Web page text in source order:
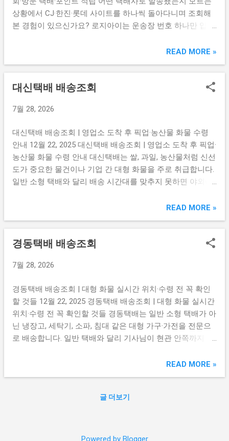
결제는 호텔스컴바인이 아니라 연결된 파트너사에서 이루어
지기 때문에 호텔스컴바인 홈페이지에서 예약 내역을 찾으려
해도 나오지 않는 것이 당연합니다. 실제 예약과 바우처는 결
지함에서 Agoda, Booking, Expedia, Trip 등으로 검색하면 예
약 확인 메일을 찾을 수 있습니다. ...
상황에서 CJ·한진·롯데 사이트를 하나씩 돌아다니며 조회해
본 경험이 있으신가요? 로지아이는 운송장 번호 하나만 입력
여주는 국내 택배 통합 조회 서비스입니다. 통합 배송조회, 방
한 번에 확인하세요. 로지아이 모든 택배사 통합 배송조회 바
로가기 → 방문 택배 예약 상태 및 기사 배정 확인하기 → 택
운송장 번호 하나면 자동으로 찾아준다 로지아이의 가장 큰
송장 번호를 입력하면 CJ대한통운, 한진택배, 롯데택배, 편의
점 택배(CU, GS25)를 포함한 국내 주요 택배사를 자동으로 식
별해 실시간 위치를 보여줍니다. 여러 쇼핑몰에서 동시에 주
문한 물건들의 배송 현황을 한 화면에서 모두 확인할 수 있어
관리도 편리합니다. 💡 핵심 팁: 로지아이에 회원 가입 후 로
되어 운송장 번호를 일일이 입력하지 않아도 됩니다. 방문 택
배를 보낼 때도 로...
READ MORE »
대신택배 배송조회
7월 28, 2026
대신택배 배송조회 | 영업소 도착 후 픽업·농산물 화물 수령
안내 12월 22, 2025 대신택배 배송조회 | 영업소 도착 후 픽업·
농산물 화물 수령 안내 대신택배는 쌀, 과일, 농산물처럼 신선
도가 중요한 물건이나 기업 간 대형 화물을 주로 취급합니다.
일반 소형 택배와 달리 배송 시간대를 맞추지 못하면 야외에
는 것이 특히 중요합니다. 실시간 위치 조회, 영업소 도착 후
직접 픽업 방법, 운송장 분실 시 대처법까지 아래 버튼에서 확
인하세요. 대신택배 실시간 배송조회 바로가기 → 영업소 도
착 여부 및 담당 기사님 연락처 확인하기 → 대신택배 취급 영
가서 픽업도 가능하다 대신택배 조회 결과에서 '영업소 도
는 의미입니다. 이 단계에서 배달 일정을 기다리지 않고 영업
소에 직접 방문해 픽업하는 것도 가능합니다. 특히 쌀이나 농
산물처럼 신선도가 중요한 물건이라면 배달을 기다리는 것보
다 직접 픽업이 더 안전한 경우가 있습니다. 조회 화면에 표시
된 영업소 전화번호로 먼저 연락해 방문 픽업 가능 여부와 운
READ MORE »
경동택배 배송조회
7월 28, 2026
경동택배 배송조회 | 대형 화물 실시간 위치·수령 전 꼭 확인
할 것들 12월 22, 2025 경동택배 배송조회 | 대형 화물 실시간
위치·수령 전 꼭 확인할 것들 경동택배는 일반 소형 택배가 아
닌 냉장고, 세탁기, 소파, 침대 같은 대형 가구·가전을 전문으
로 배송합니다. 일반 택배와 달리 기사님이 현관 안쪽까지 들
있어야 하고, 건물 환경에 따라 사전 조율이 필요한 경우도 있
시간 화물 배송조회 바로가기 → 배송 기사님 연락처 및 도착
배는 합동택배와 물류 네트워크를 공유하는 대형 화물 전문
READ MORE »
글 더보기
Powered by Blogger